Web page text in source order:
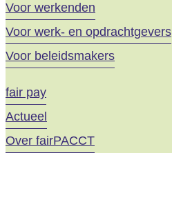
Voor werkenden
Voor werk- en opdrachtgevers
Voor beleidsmakers
fair pay
Actueel
Over fairPACCT